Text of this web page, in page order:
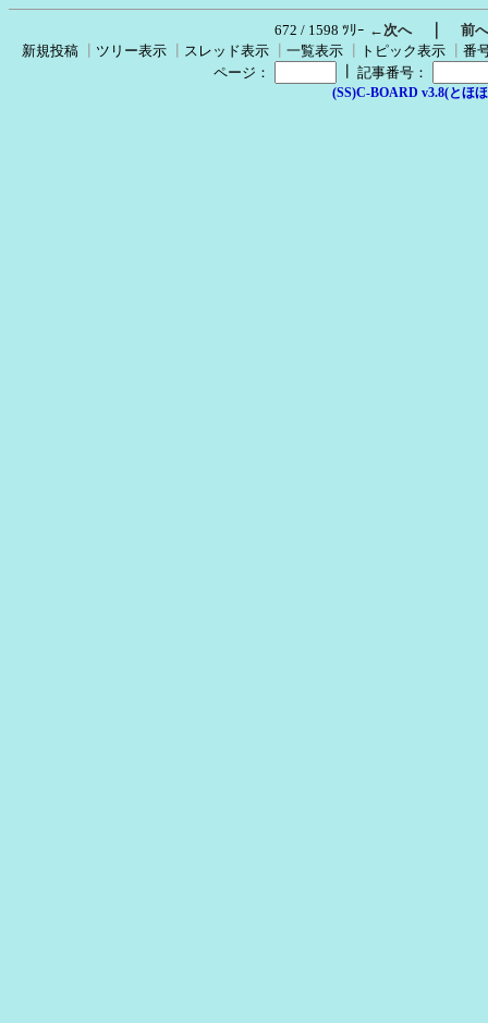
672 / 1598 ﾂﾘｰ ←次へ｜ 前
新規投稿
ツリー表示 スレッド表示 一覧表示 トピック表示
番
ページ：
記事番号：
(SS)C-BOARD v3.8(とほ